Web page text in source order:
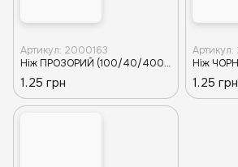
Артикул: 2000163
Ніж ПРОЗОРИЙ (100/40/4000) TR
1.25 грн 1.25 грн